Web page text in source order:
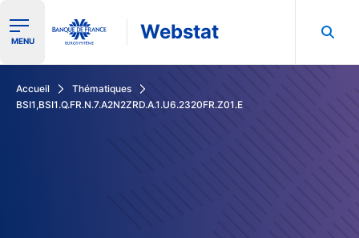
Ouvrir le menu de navigation
MENU Webstat
Accueil
Thématiques
BSI1,BSI1.Q.FR.N.7.A2N2ZRD.A.1.U6.2320FR.Z01.E